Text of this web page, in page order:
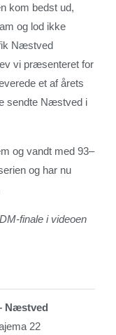
kom bedst ud,
og lod ikke
Næstved
vi præsenteret for
et af årets
sendte Næstved i
og vandt med 93–
og har nu
finale i videoen
Næstved
22